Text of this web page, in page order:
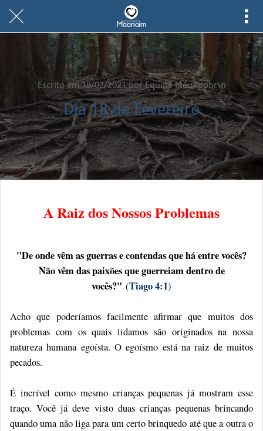
Escrito em 18/02/2021 por Equipe MeuAppbr\n
Dia 18 de Fevereiro
A Raiz dos Nossos Problemas
"De onde vêm as guerras e contendas que há entre vocês?
Não vêm das paixões que guerreiam dentro de
vocês?" (Tiago 4:1)
Acho que poderíamos facilmente afirmar que muitos dos
problemas com os quais lidamos são originados na nossa
natureza humana egoísta. O egoísmo está na raiz de muitos
pecados.
É incrível como mesmo crianças pequenas já mostram esse
traço. Você já deve visto duas crianças pequenas brincando
quando uma não liga para um certo brinquedo até que a outra o